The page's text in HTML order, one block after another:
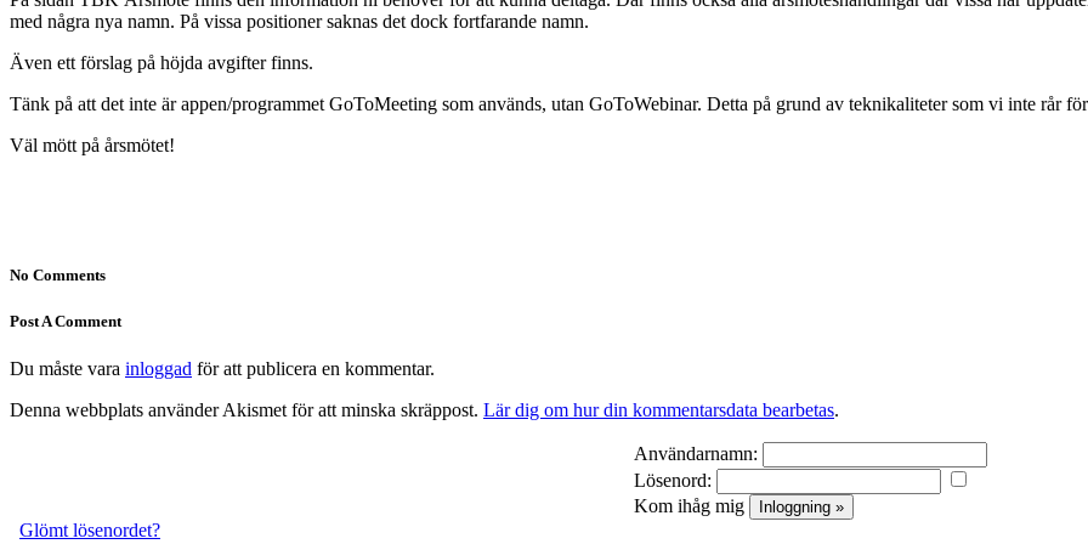
med några nya namn. På vissa positioner saknas det dock fortfarande namn.
Även ett förslag på höjda avgifter finns.
Tänk på att det inte är appen/programmet GoToMeeting som används, utan GoToWebinar. Detta på grund av teknikaliteter som vi inte rår
Väl mött på årsmötet!
No Comments
Post A Comment
Du måste vara inloggad för att publicera en kommentar.
Denna webbplats använder Akismet för att minska skräppost. Lär dig om hur din kommentarsdata bearbetas.
Användarnamn:
Lösenord:
Kom ihåg mig
Glömt lösenordet?